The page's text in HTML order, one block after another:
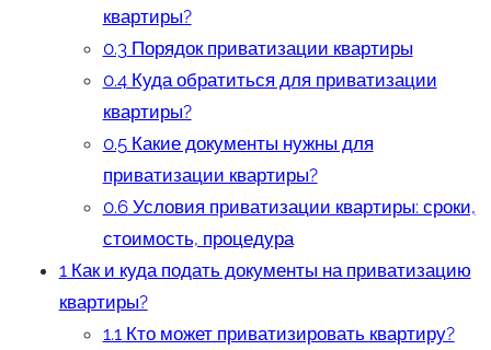
квартиры?
0.3Порядок приватизации квартиры
0.4Куда обратиться для приватизации
квартиры?
0.5Какие документы нужны для
приватизации квартиры?
0.6Условия приватизации квартиры: сроки,
стоимость, процедура
1Как и куда подать документы на приватизацию
квартиры?
1.1Кто может приватизировать квартиру?